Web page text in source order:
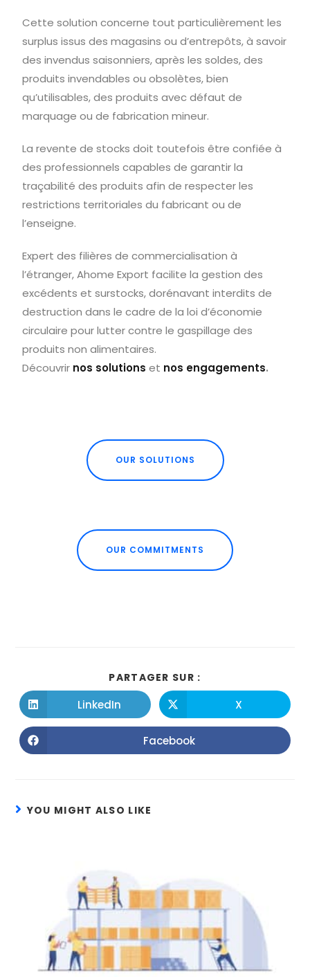
Cette solution concerne tout particulièrement les
surplus issus des magasins ou d’entrepôts, à savoir
des invendus saisonniers, après les soldes, des
produits invendables ou obsolètes, bien
qu’utilisables, des produits avec défaut de
marquage ou de fabrication mineur.
La revente de stocks doit toutefois être confiée à
des professionnels capables de garantir la
traçabilité des produits afin de respecter les
restrictions territoriales du fabricant ou de
l’enseigne.
Expert des filières de commercialisation à
l’étranger, Ahome Export facilite la gestion des
excédents et surstocks, dorénavant interdits de
destruction dans le cadre de la loi d’économie
circulaire pour lutter contre le gaspillage des
produits non alimentaires.
Découvrir nos solutions et nos engagements.
OUR SOLUTIONS
OUR COMMITMENTS
PARTAGER SUR :
LinkedIn X
Facebook
YOU MIGHT ALSO LIKE